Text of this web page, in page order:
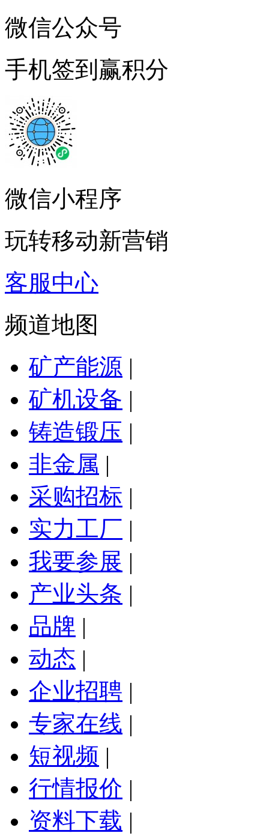
微信公众号
手机签到赢积分
微信小程序
玩转移动新营销
客服中心
频道地图
矿产能源 |
矿机设备 |
铸造锻压 |
非金属 |
采购招标 |
实力工厂 |
我要参展 |
产业头条 |
品牌 |
动态 |
企业招聘 |
专家在线 |
短视频 |
行情报价 |
资料下载 |